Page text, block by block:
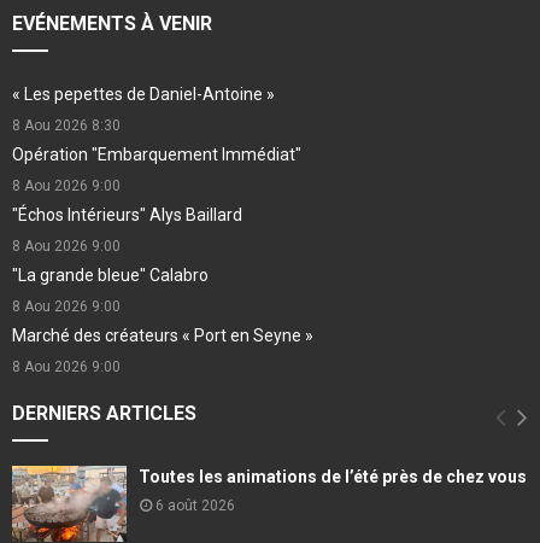
EVÉNEMENTS À VENIR
« Les pepettes de Daniel-Antoine »
8 Aou 2026 8:30
Opération "Embarquement Immédiat"
8 Aou 2026 9:00
"Échos Intérieurs" Alys Baillard
8 Aou 2026 9:00
"La grande bleue" Calabro
8 Aou 2026 9:00
Marché des créateurs « Port en Seyne »
8 Aou 2026 9:00
DERNIERS ARTICLES
Toutes les animations de l’été près de chez vous
6 août 2026